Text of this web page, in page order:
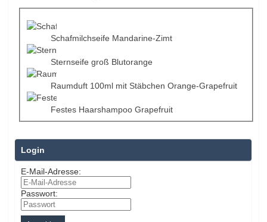
Schafmilchseife Mandarine-Zimt
Sternseife groß Blutorange
Raumduft 100ml mit Stäbchen Orange-Grapefruit
Festes Haarshampoo Grapefruit
Login
E-Mail-Adresse:
Passwort: